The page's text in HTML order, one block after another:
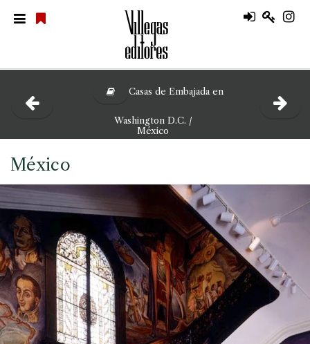
Casas de Embajada en
Washington D.C. /
México
México